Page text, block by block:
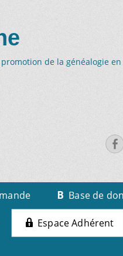
de la généalogie
Base de
Espace Adhérent